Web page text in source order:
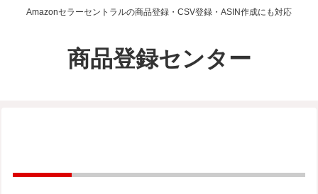
Amazonセラーセントラルの商品登録・CSV登録・ASIN作成にも対応
商品登録センター